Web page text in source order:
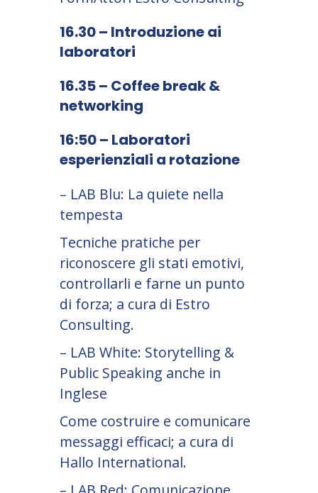
16.30 – Introduzione ai
laboratori
16.35 – Coffee break &
networking
16:50 – Laboratori
esperienziali a rotazione
– LAB Blu: La quiete nella
tempesta
Tecniche pratiche per
riconoscere gli stati emotivi,
controllarli e farne un punto
di forza; a cura di Estro
Consulting.
– LAB White: Storytelling &
Public Speaking anche in
Inglese
Come costruire e comunicare
messaggi efficaci; a cura di
Hallo International.